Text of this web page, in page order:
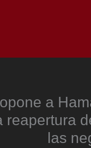
a
reapertura
las